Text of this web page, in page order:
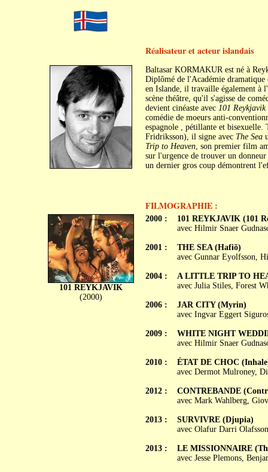
Réalisateur et acteur islandais
Baltasar KORMAKUR est né à
Diplômé de l'Académie dramatique
en Islande, il travaille également à
scène théâtre, qu'il s'agisse de
devient cinéaste avec 101 Reykjavik
comédie de moeurs anti-
espagnole , pétillante et bisexuelle.
Fridriksson), il signe avec The Sea
Trip to Heaven, son premier film
sur l'urgence de trouver un
un dernier gros coup démontrent
FILMOGRAPHIE :
101 REYKJAVIK
(2000)
2000 :
2001 :
2004 :
2006 :
2009 :
2010 :
2012 :
2013 :
2013 :
101 REYKJAVIK (101
avec Hilmir Snaer
THE SEA (Hafiõ)
avec Gunnar Eyolfsson,
A LITTLE TRIP TO
avec Julia Stiles, Forest
JAR CITY (Myrin)
avec Ingvar Eggert
WHITE NIGHT
avec Hilmir Snaer
ÉTAT DE CHOC
avec Dermot Mulroney,
CONTREBANDE
avec Mark Wahlberg,
SURVIVRE (Djupia)
avec Olafur Darri
LE MISSIONNAIRE
avec Jesse Plemons,